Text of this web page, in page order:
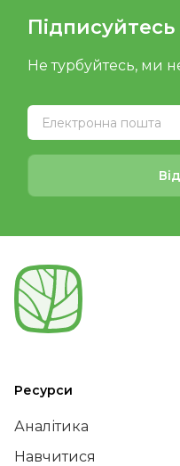
Не турбуйтесь, ми
Ресурси
Аналітика
Навчитися